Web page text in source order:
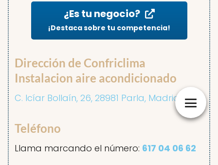
¿Es tu negocio?
¡Destaca sobre tu competencia!
Dirección de Confriclima
Instalacion aire acondicionado
C. Icíar Bollaín, 26, 28981 Parla, Madrid
Teléfono
Llama marcando el número: 617 04 06 62